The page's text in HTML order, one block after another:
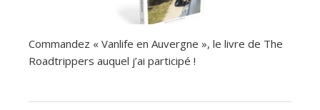
Commandez « Vanlife en Auvergne », le livre de The
Roadtrippers auquel j’ai participé !